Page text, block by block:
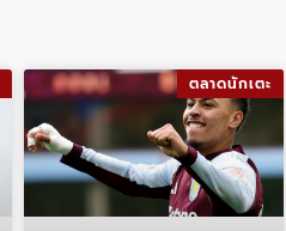
ตลาดนักเตะ